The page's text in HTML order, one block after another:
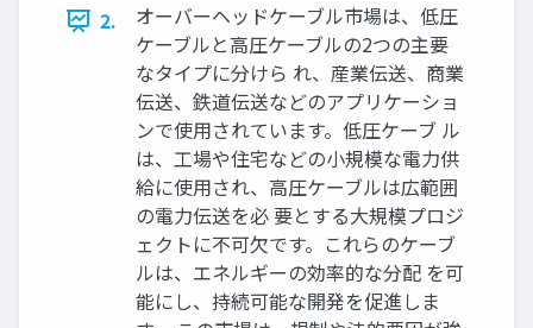
2.
オーバーヘッドケーブル市場は、低圧
ケーブルと高圧ケーブルの2つの主要
なタイプに分けら れ、産業伝送、商業
伝送、鉄道伝送などのアプリケーショ
ンで使用されています。低圧ケーブ ル
は、工場や住宅などの小規模な電力供
給に使用され、高圧ケーブルは広範囲
の電力伝送を必 要とする大規模プロジ
ェクトに不可欠です。これらのケーブ
ルは、エネルギーの効率的な分配 を可
能にし、持続可能な開発を促進しま